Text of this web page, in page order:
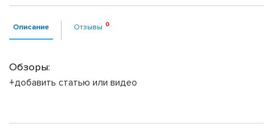
Описание Отзывы
Обзоры:
+добавить статью или видео